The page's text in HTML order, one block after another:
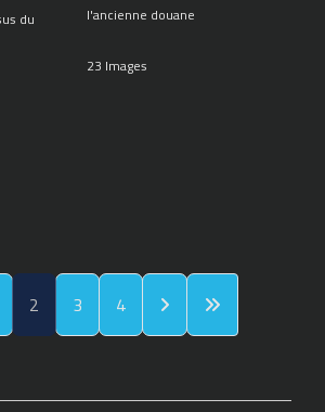
du
l'ancienne douane
23 Images
2 3 4